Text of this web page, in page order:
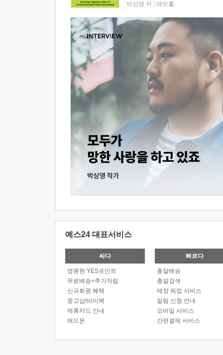
박상영 저 래빗홀
예스24 대표서비스
싸다
영원한 YES포인트
무료배송+추가적립
신규회원 혜택
중고샵/바이백
제휴카드 안내
애드온
빠르다
총알배송
총알검색
매장 픽업 서비스
알림 신청 안내
모바일 서비스
간편결제 서비스